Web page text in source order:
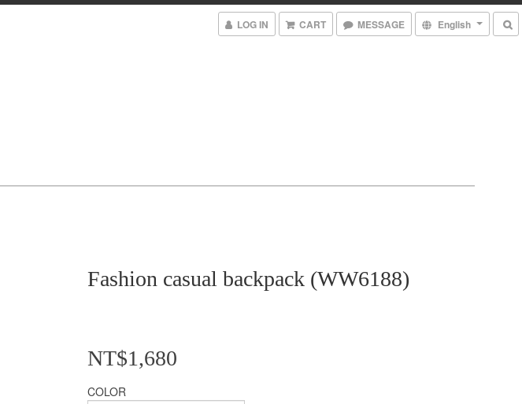
LOG IN CART MESSAGE English
Fashion casual backpack (WW6188)
NT$1,680
COLOR